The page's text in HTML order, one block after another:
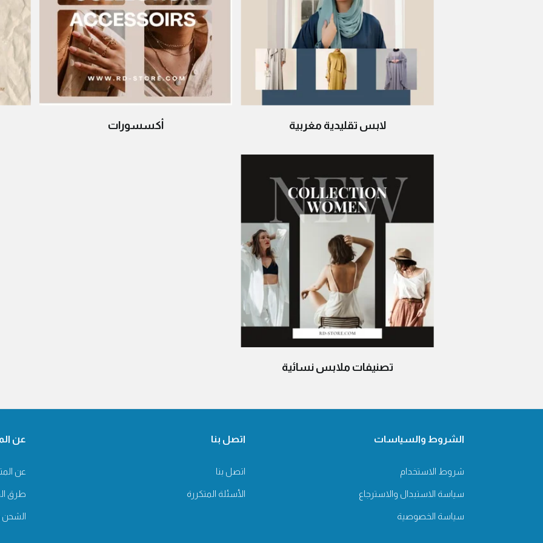
لابس تقليدية مغربية أكسسورات
تصنيفات ملابس نسائية
الشروط والسياسات
شروط الاستخدام
سياسة الاستبدال والاسترجاع
سياسة الخصوصية
اتصل بنا
اتصل بنا
الأسئلة المتكررة
عن
عن
طرق
الشحن